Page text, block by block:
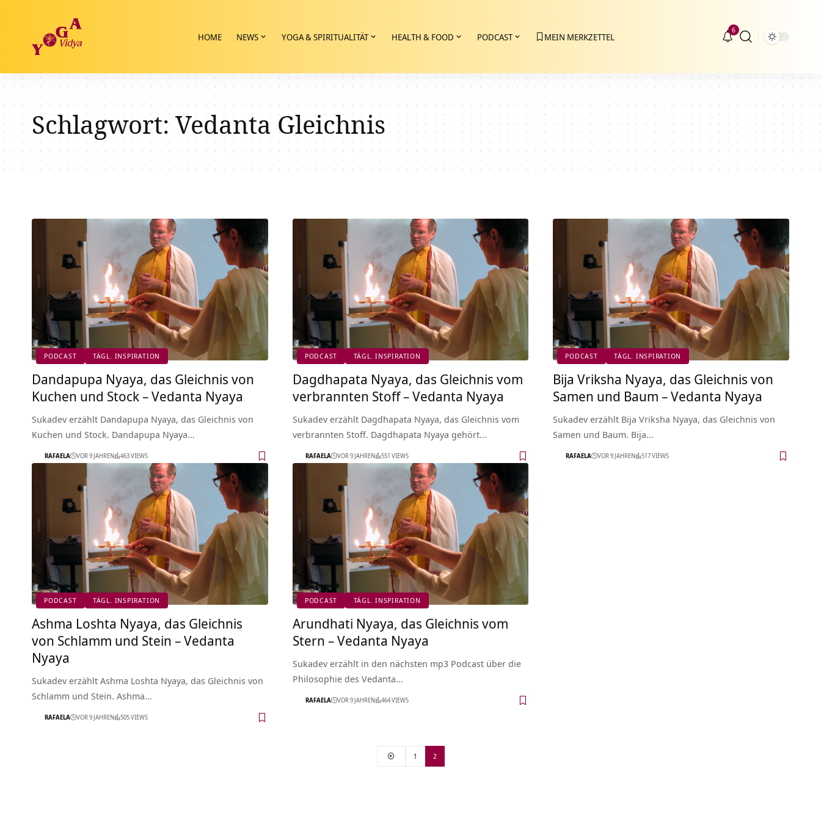
HOME NEWS YOGA & SPIRITUALITÄT HEALTH & FOOD PODCAST MEIN MERKZETTEL
6
Schlagwort:Vedanta Gleichnis
PODCAST TÄGL. INSPIRATION
Dandapupa Nyaya, das Gleichnis von
Kuchen und Stock – Vedanta Nyaya
Sukadev erzählt Dandapupa Nyaya, das Gleichnis von
Kuchen und Stock. Dandapupa Nyaya…
RAFAELA VOR 9 JAHREN 463 VIEWS
PODCAST TÄGL. INSPIRATION
Dagdhapata Nyaya, das Gleichnis vom
verbrannten Stoff – Vedanta Nyaya
Sukadev erzählt Dagdhapata Nyaya, das Gleichnis vom
verbrannten Stoff. Dagdhapata Nyaya gehört…
RAFAELA VOR 9 JAHREN 551 VIEWS
PODCAST TÄGL. INSPIRATION
Bija Vriksha Nyaya, das Gleichnis von
Samen und Baum – Vedanta Nyaya
Sukadev erzählt Bija Vriksha Nyaya, das Gleichnis von
Samen und Baum. Bija…
RAFAELA VOR 9 JAHREN 517 VIEWS
PODCAST TÄGL. INSPIRATION
Ashma Loshta Nyaya, das Gleichnis
von Schlamm und Stein – Vedanta
Nyaya
Sukadev erzählt Ashma Loshta Nyaya, das Gleichnis von
Schlamm und Stein. Ashma…
RAFAELA VOR 9 JAHREN 505 VIEWS
PODCAST TÄGL. INSPIRATION
Arundhati Nyaya, das Gleichnis vom
Stern – Vedanta Nyaya
Sukadev erzählt in den nächsten mp3 Podcast über die
Philosophie des Vedanta…
RAFAELA VOR 9 JAHREN 464 VIEWS
1 2